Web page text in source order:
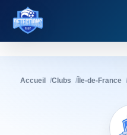
Détections Foot
Accueil Clubs Île-de-France